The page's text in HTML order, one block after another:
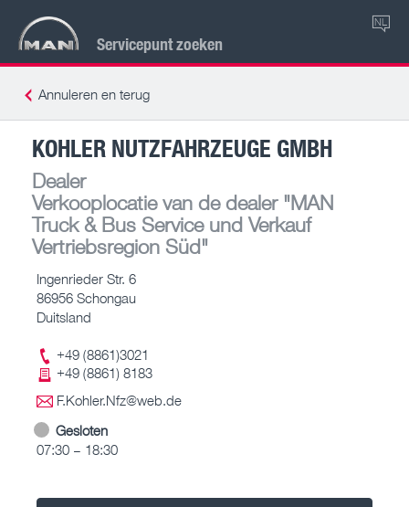
Servicepunt zoeken
NL
Annuleren en terug
KOHLER NUTZFAHRZEUGE GMBH
Dealer
Verkooplocatie van de dealer"MAN
Truck & Bus Service und Verkauf
Vertriebsregion Süd"
Ingenrieder Str. 6
86956 Schongau
Duitsland
+49 (8861)3021
+49 (8861) 8183
F.Kohler.Nfz@web.de
Gesloten
07:30 – 18:30